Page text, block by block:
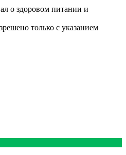
о здоровом питании и
только с указанием